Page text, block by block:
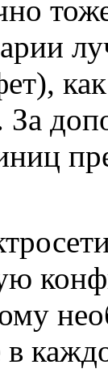
За